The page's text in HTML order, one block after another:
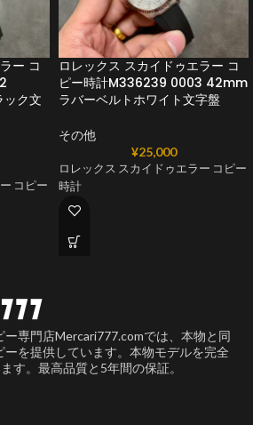
ー コ
ク文
コピー
ロレックス スカイドゥエラー コ
ピー時計M336239 0003 42mm
ラバーベルトホワイト文字盤
その他
¥25,000
ロレックス スカイドゥエラー コピー
時計
ー専門店Mercari777.comでは、本物と同
を提供しています。本物モデルを完全
す。最高品質と5年間の保証。